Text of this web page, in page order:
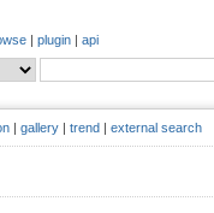
| plugin | api
| gallery | trend | external search